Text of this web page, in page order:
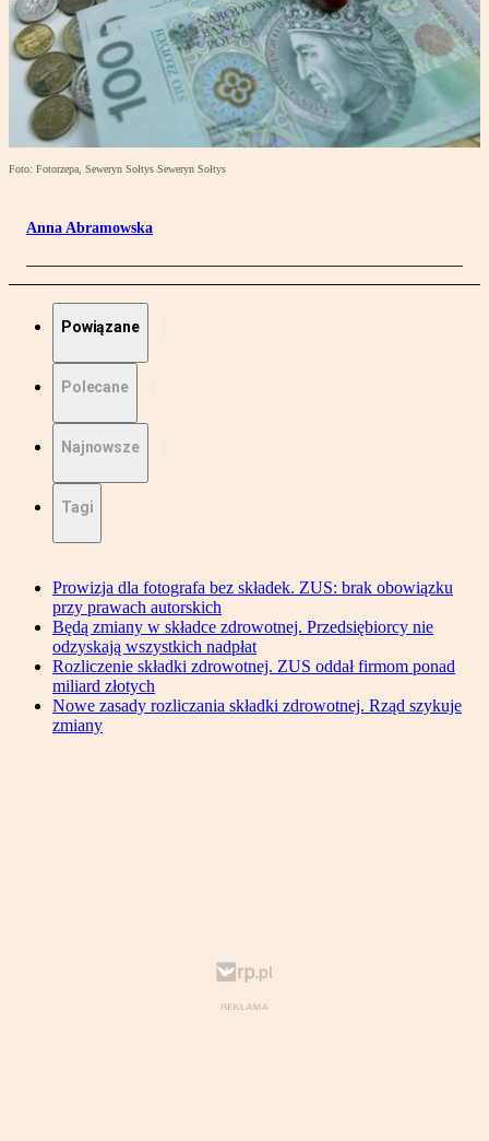
Foto: Fotorzepa, Seweryn Sołtys Seweryn Sołtys
Anna Abramowska
Powiązane
Polecane
Najnowsze
Tagi
Prowizja dla fotografa bez składek. ZUS: brak obowiązku
przy prawach autorskich
Będą zmiany w składce zdrowotnej. Przedsiębiorcy nie
odzyskają wszystkich nadpłat
Rozliczenie składki zdrowotnej. ZUS oddał firmom ponad
miliard złotych
Nowe zasady rozliczania składki zdrowotnej. Rząd szykuje
zmiany